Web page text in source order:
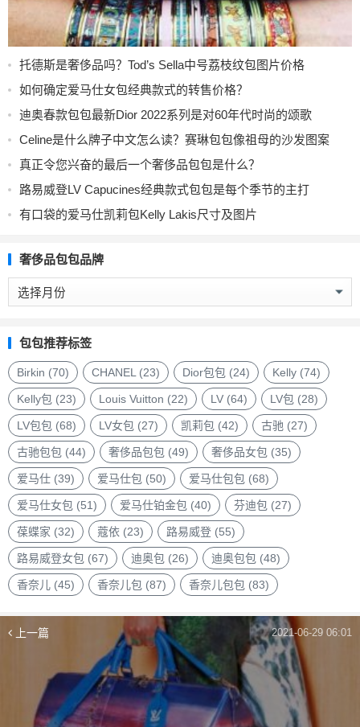
托德斯是奢侈品吗？Tod’s Sella中号荔枝纹包图片价格
如何确定爱马仕女包经典款式的转售价格？
迪奥春款包包最新Dior 2022系列是对60年代时尚的颂歌
Celine是什么牌子中文怎么读？赛琳包包像祖母的沙发图案
真正令您兴奋的最后一个奢侈品包包是什么？
路易威登LV Capucines经典款式包包是每个季节的主打
有口袋的爱马仕凯莉包Kelly Lakis尺寸及图片
奢侈品包包品牌
奢
侈
包
包
品
牌
包包推荐标签
Birkin (70) CHANEL (23) Dior包包 (24) Kelly (74)
Kelly包 (23) Louis Vuitton (22) LV (64) LV包 (28)
LV包包 (68) LV女包 (27) 凯莉包 (42) 古驰 (27)
古驰包包 (44) 奢侈品包包 (49) 奢侈品女包 (35)
爱马仕 (39) 爱马仕包 (50) 爱马仕包包 (68)
爱马仕女包 (51) 爱马仕铂金包 (40) 芬迪包 (27)
葆蝶家 (32) 蔻依 (23) 路易威登 (55)
路易威登女包 (67) 迪奥包 (26) 迪奥包包 (48)
香奈儿 (45) 香奈儿包 (87) 香奈儿包包 (83)
上一篇 2021-06-29 06:01